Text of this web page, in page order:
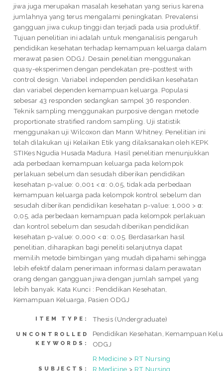
jiwa juga merupakan masalah kesehatan yang serius karena
jumlahnya yang terus mengalami peningkatan. Prevalensi
gangguan jiwa cukup tinggi dan terjadi pada usia produktif.
Tujuan penelitian ini adalah untuk menganalisis pengaruh
pendidikan kesehatan terhadap kemampuan keluarga dalam
merawat pasien ODGJ. Desain penelitian menggunakan
quasy-eksperimen dengan pendekatan pre-posttest with
control design. Variabel independen pendidikan kesehatan
dan variabel dependen kemampuan keluarga. Populasi
sebesar 43 responden sedangkan sampel 36 responden.
Teknik sampling menggunakan purposive dengan metode
proportionate stratified random sampling. Uji statistik
menggunakan uji Wilcoxon dan Mann Whitney. Penelitian ini
telah dilakukan uji Kelaikan Etik yang dilaksanakan oleh KEPK
STIKes Ngudia Husada Madura. Hasil penelitian menunjukkan
ada perbedaan kemampuan keluarga pada kelompok
perlakuan sebelum dan sesudah diberikan pendidikan
kesehatan p-value: 0,001 < α: 0,05, tidak ada perbedaan
kemampuan keluarga pada kelompok kontrol sebelum dan
sesudah diberikan pendidikan kesehatan p-value: 1,000 > α:
0,05, ada perbedaan kemampuan pada kelompok perlakuan
dan kontrol sebelum dan sesudah diberikan pendidikan
kesehatan p-value: 0,000 < α: 0,05. Berdasarkan hasil
penelitian, diharapkan bagi peneliti selanjutnya dapat
memilih metode bimbingan yang mudah dipahami sehingga
lebih efektif dalam penerimaan informasi dalam perawatan
orang dengan gangguan jiwa dengan jumlah sampel yang
lebih banyak. Kata Kunci : Pendidikan Kesehatan,
Kemampuan Keluarga, Pasien ODGJ
ITEM TYPE: Thesis (Undergraduate)
UNCONTROLLED
KEYWORDS:
Pendidikan Kesehatan, Kemampuan
ODGJ
SUBJECTS:
R Medicine > RT Nursing
R Medicine > RT Nursing